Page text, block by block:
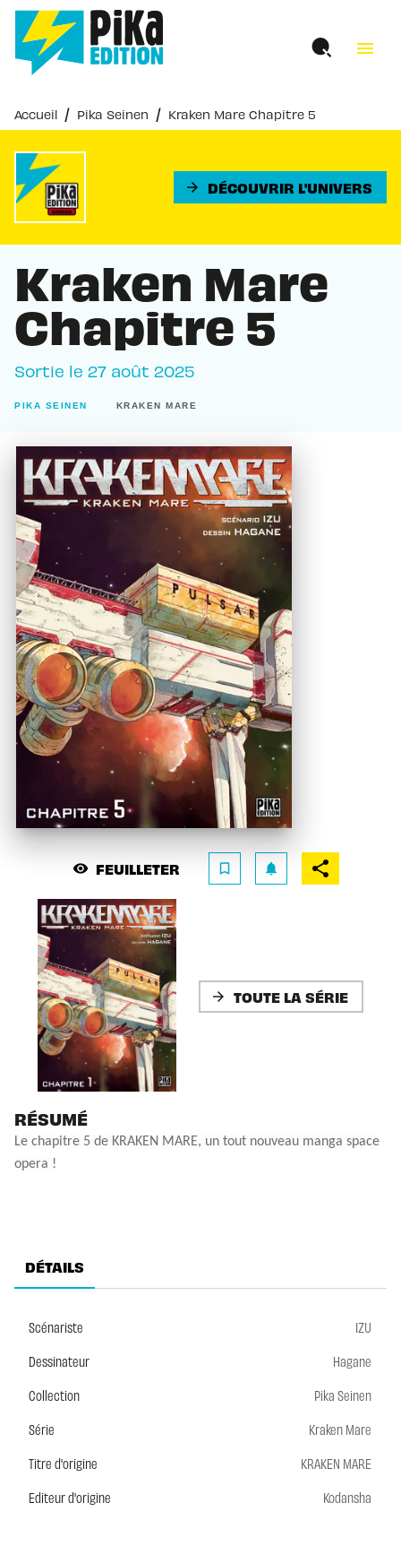
MENU RECHERCHE
PIED DE PAGE
menu
Accueil / Pika Seinen / Kraken Mare Chapitre 5
arrow_forward DÉCOUVRIR L'UNIVERS
Kraken Mare
Chapitre 5
Sortie le 27 août 2025
PIKA SEINEN KRAKEN MARE
visibility FEUILLETER bookmark_border notifications
arrow_forward TOUTE LA SÉRIE
RÉSUMÉ
Le chapitre 5 de KRAKEN MARE, un tout nouveau manga space
opera !
DÉTAILS
Scénariste
IZU
Dessinateur
Hagane
Collection
Pika Seinen
Série
Kraken Mare
Titre d'origine
KRAKEN MARE
Editeur d'origine
Kodansha